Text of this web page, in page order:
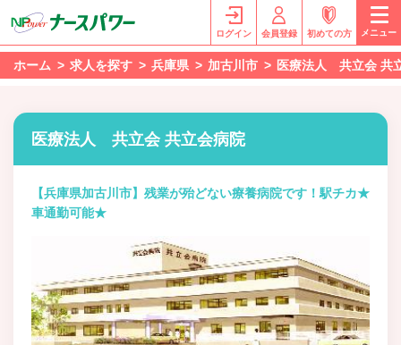
ログイン 会員登録 初めての方 メニュー
ホーム 求人を探す 兵庫県 加古川市 医療法人 共立会 共
医療法人 共立会 共立会病院
【兵庫県加古川市】残業が殆どない療養病院です！駅チカ★
車通勤可能★